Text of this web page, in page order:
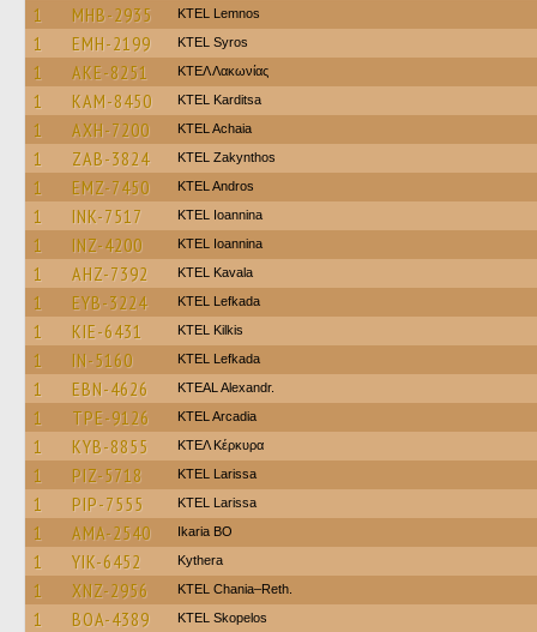
1 MHB-2935 KTEL Lemnos
1 EMH-2199 KTEL Syros
1 AKE-8251 ΚΤΕΛ Λακωνίας
1 KAM-8450 ΚΤΕL Karditsa
1 AXH-7200 KTEL Achaia
1 ZAB-3824 KTEL Zakynthos
1 EMZ-7450 KTEL Andros
1 INK-7517 KTEL Ioannina
1 INZ-4200 KTEL Ioannina
1 AHZ-7392 KTEL Kavala
1 EYB-3224 KTEL Lefkada
1 KIE-6431 KTEL Kilkis
1 IN-5160 KTEL Lefkada
1 EBN-4626 KTEAL Alexandr.
1 TPE-9126 KTEL Arcadia
1 KYB-8855 ΚΤΕΛ Κέρκυρα
1 PIZ-5718 KTEL Larissa
1 PIP-7555 KTEL Larissa
1 AMA-2540 Ikaria BO
1 YIK-6452 Kythera
1 XNZ-2956 KTEL Chania–Reth.
1 BOA-4389 KTEL Skopelos